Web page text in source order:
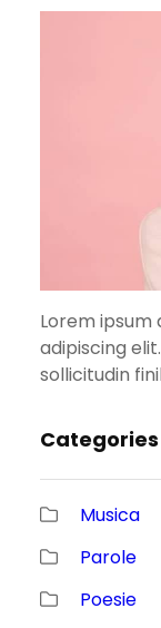
Lorem
adipiscing
sollicitudin
Categories
Musica
Parole
Poesie